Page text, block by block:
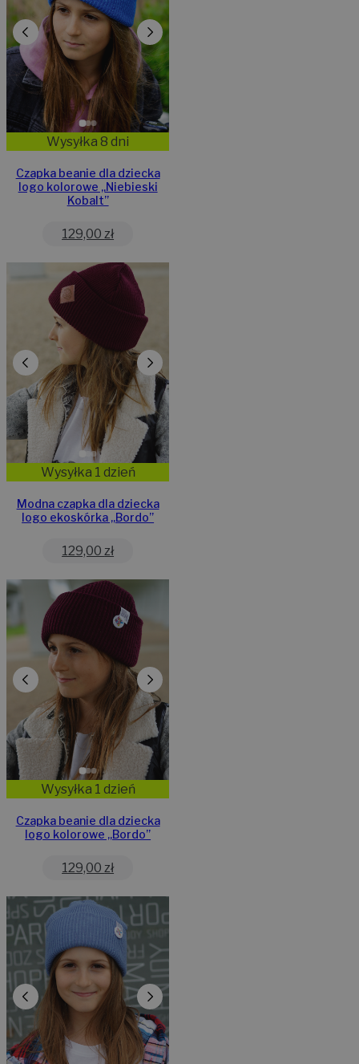
Wysyłka 8 dni
Czapka beanie dla dziecka
logo kolorowe „Niebieski
Kobalt”
129,00 zł
Wysyłka 1 dzień
Modna czapka dla dziecka
logo ekoskórka „Bordo”
129,00 zł
Wysyłka 1 dzień
Czapka beanie dla dziecka
logo kolorowe „Bordo”
129,00 zł